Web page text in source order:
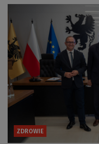
ZDROWIE